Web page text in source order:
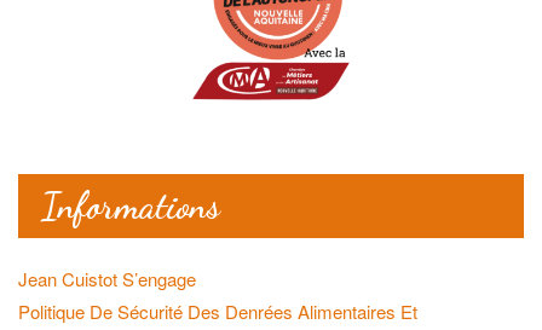
Informations
Jean Cuistot S’engage
Politique De Sécurité Des Denrées Alimentaires Et